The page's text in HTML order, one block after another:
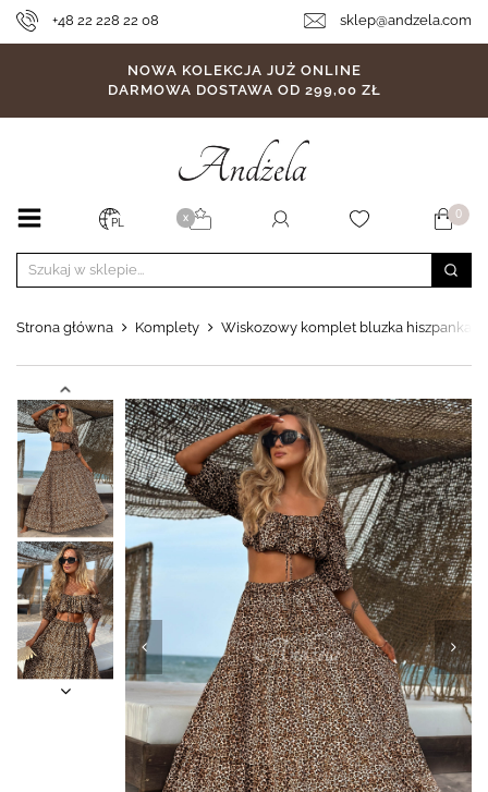
+48 22 228 22 08 sklep@andzela.com
NOWA KOLEKCJA JUŻ ONLINE
DARMOWA DOSTAWA OD 299,00 ZŁ
PL X 0
Strona główna Komplety Wiskozowy komplet bluzka hiszpanka i